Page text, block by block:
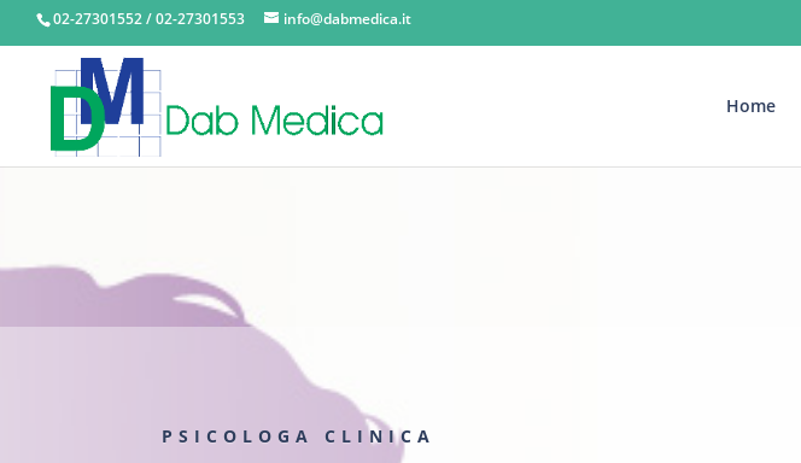
02-27301552 / 02-27301553 info@dabmedica.it
Home
PSICOLOGA CLINICA